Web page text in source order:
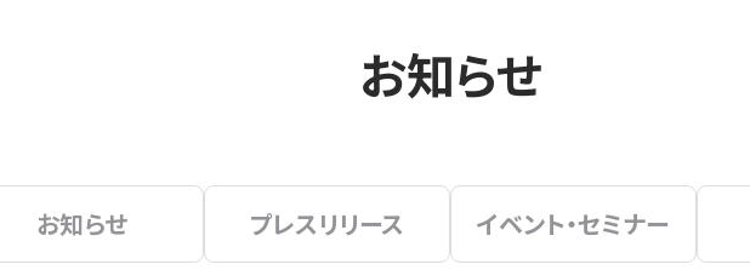
お知らせ
お知らせ プレスリリース イベント・セミナー